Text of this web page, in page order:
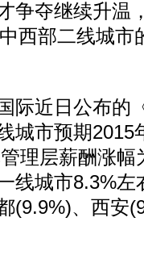
争夺继续升温
西部二线城市
近日公布的
城市预期2015
理层薪酬涨幅
线城市8.3%左
(9.9%)、西安